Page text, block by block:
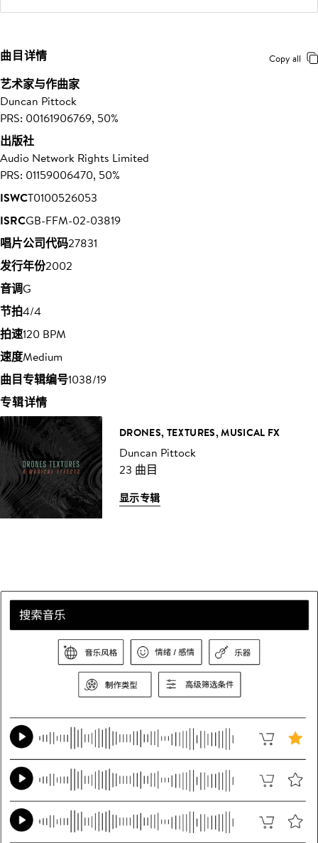
曲目详情 Copy all
艺术家与作曲家
Duncan Pittock
PRS: 00161906769, 50%
出版社
Audio Network Rights Limited
PRS: 01159006470, 50%
ISWCT0100526053
ISRCGB-FFM-02-03819
唱片公司代码27831
发行年份2002
音调G
节拍4/4
拍速120 BPM
速度Medium
曲目专辑编号1038/19
专辑详情
DRONES, TEXTURES, MUSICAL FX
Duncan Pittock
23 曲目
显示专辑